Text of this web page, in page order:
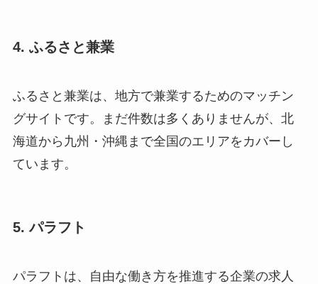
4. ふるさと兼業
ふるさと兼業は、地方で兼業するためのマッチン
グサイトです。まだ件数は多くありませんが、北
海道から九州・沖縄まで全国のエリアをカバーし
ています。
5. パラフト
パラフトは、自由な働き方を推進する企業の求人